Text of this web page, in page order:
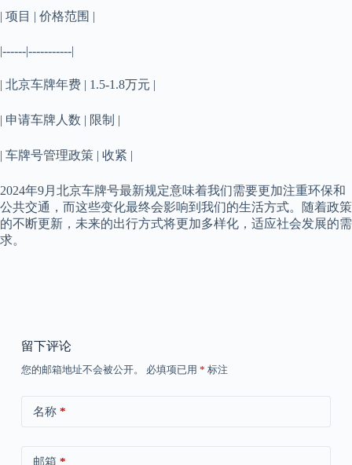
| 项目 | 价格范围 |
|------|-----------|
| 北京车牌年费 | 1.5-1.8万元 |
| 申请车牌人数 | 限制 |
| 车牌号管理政策 | 收紧 |
2024年9月北京车牌号最新规定意味着我们需要更加注重环保和
公共交通，而这些变化最终会影响到我们的生活方式。随着政策
的不断更新，未来的出行方式将更加多样化，适应社会发展的需
求。
留下评论
您的邮箱地址不会被公开。 必填项已用 * 标注
名称*
邮箱 *